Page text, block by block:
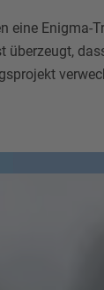
eine Enigma-
überzeugt,